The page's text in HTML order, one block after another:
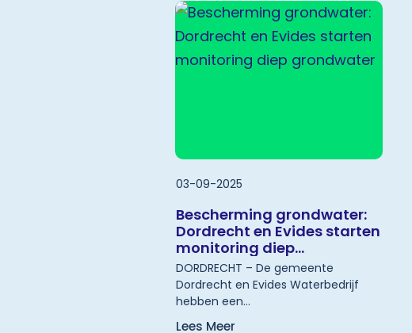
03-09-2025
Bescherming grondwater:
Dordrecht en Evides starten
monitoring diep
grondwater
DORDRECHT – De gemeente
Dordrecht en Evides Waterbedrijf
hebben een
samenwerkingsovereenkomst
Lees Meer